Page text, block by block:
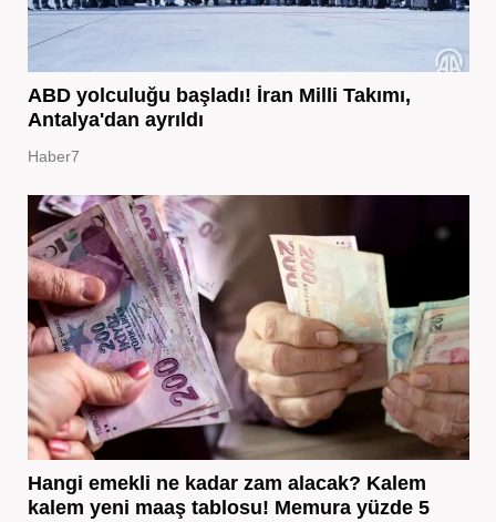
ABD yolculuğu başladı! İran Milli Takımı,
Antalya'dan ayrıldı
Haber7
Hangi emekli ne kadar zam alacak? Kalem
kalem yeni maaş tablosu! Memura yüzde 5